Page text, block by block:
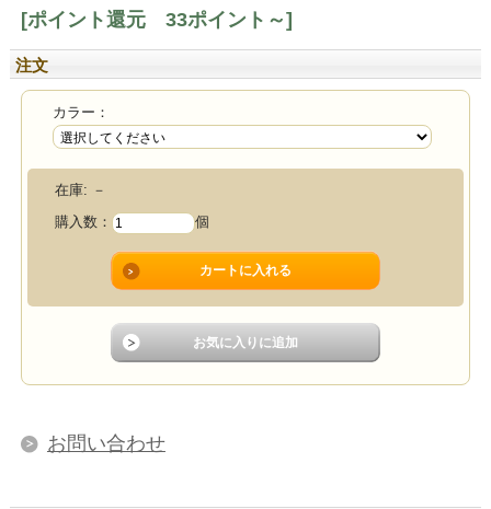
[ポイント還元 33ポイント～]
注文
カラー：
在庫: －
購入数：
個
お問い合わせ